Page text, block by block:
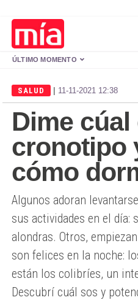
ÚLTIMO MOMENTO
SALUD | 11-11-2021 12:38
Dime cúal
cronotipo
cómo
Algunos adoran
sus actividades en el día:
alondras. Otros,
son felices en la noche:
están los colibríes, un
Descubrí cuál sos y